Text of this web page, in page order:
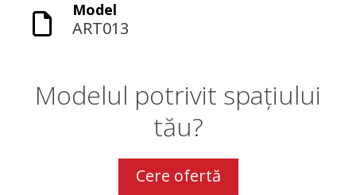
Model
ART013
Modelul potrivit spațiului
tău?
Cere ofertă